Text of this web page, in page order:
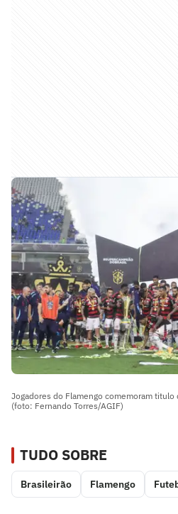
Jogadores do Flamengo comemoram
(foto: Fernando Torres/AGIF)
TUDO SOBRE
Brasileirão Flamengo